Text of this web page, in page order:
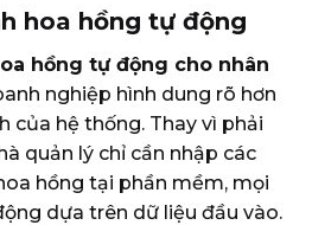
hoa hồng tự động
hồng tự động cho nhân
nghiệp hình dung rõ hơn
của hệ thống. Thay vì phải
quản lý chỉ cần nhập các
hồng tại phần mềm, mọi
dựa trên dữ liệu đầu vào.